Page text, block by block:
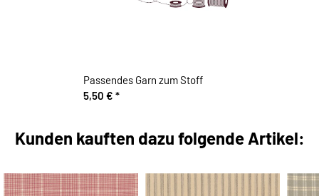
Passendes Garn zum Stoff
5,50 € *
Kunden kauften dazu folgende Artikel: